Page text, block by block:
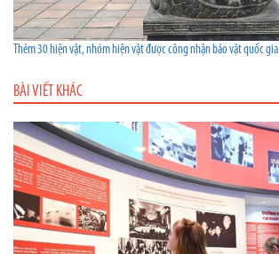
Thêm 30 hiện vật, nhóm hiện vật được công nhận bảo vật quốc gia
BÀI VIẾT KHÁC